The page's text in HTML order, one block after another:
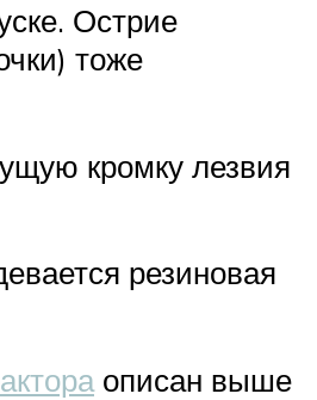
Острие
тоже
кромку лезвия
резиновая
описан выше